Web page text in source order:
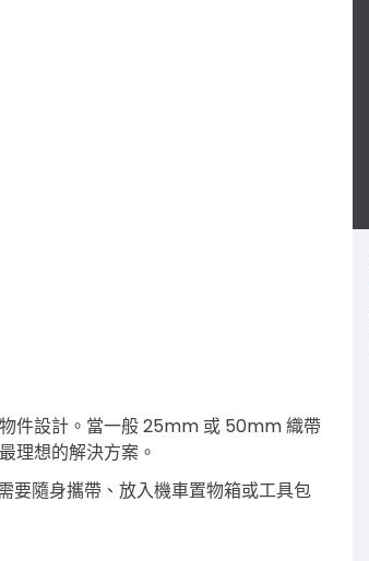
件設計。當一般 25mm 或 50mm 織帶
理想的解決方案。
要隨身攜帶、放入機車置物箱或工具包